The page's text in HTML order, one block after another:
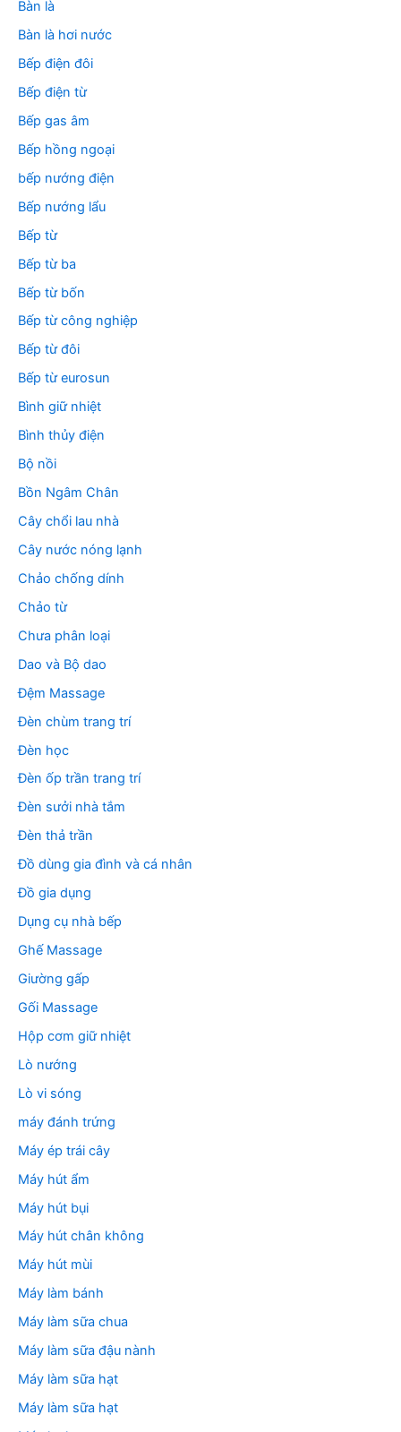
Bàn là
Bàn là hơi nước
Bếp điện đôi
Bếp điện từ
Bếp gas âm
Bếp hồng ngoại
bếp nướng điện
Bếp nướng lẩu
Bếp từ
Bếp từ ba
Bếp từ bốn
Bếp từ công nghiệp
Bếp từ đôi
Bếp từ eurosun
Bình giữ nhiệt
Bình thủy điện
Bộ nồi
Bồn Ngâm Chân
Cây chổi lau nhà
Cây nước nóng lạnh
Chảo chống dính
Chảo từ
Chưa phân loại
Dao và Bộ dao
Đệm Massage
Đèn chùm trang trí
Đèn học
Đèn ốp trần trang trí
Đèn sưởi nhà tắm
Đèn thả trần
Đồ dùng gia đình và cá nhân
Đồ gia dụng
Dụng cụ nhà bếp
Ghế Massage
Giường gấp
Gối Massage
Hộp cơm giữ nhiệt
Lò nướng
Lò vi sóng
máy đánh trứng
Máy ép trái cây
Máy hút ẩm
Máy hút bụi
Máy hút chân không
Máy hút mùi
Máy làm bánh
Máy làm sữa chua
Máy làm sữa đậu nành
Máy làm sữa hạt
Máy làm sữa hạt